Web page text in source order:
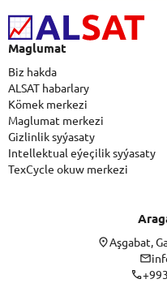
Maglumat
Biz hakda
ALSAT habarlary
Kömek merkezi
Maglumat merkezi
Gizlinlik syýasaty
Intellektual eýeçilik syýasaty
TexCycle okuw merkezi
Aşgabat,